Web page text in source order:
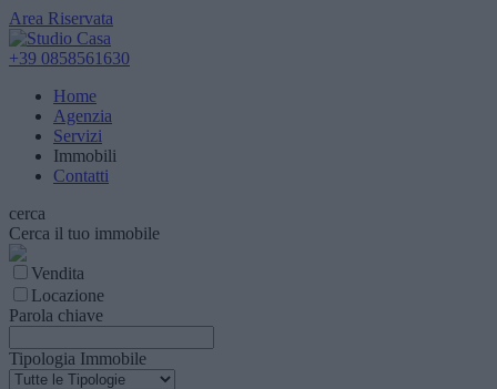
Area Riservata
+39 0858561630
Home
Agenzia
Servizi
Immobili
Contatti
cerca
Cerca il tuo immobile
Vendita
Locazione
Parola chiave
Tipologia Immobile